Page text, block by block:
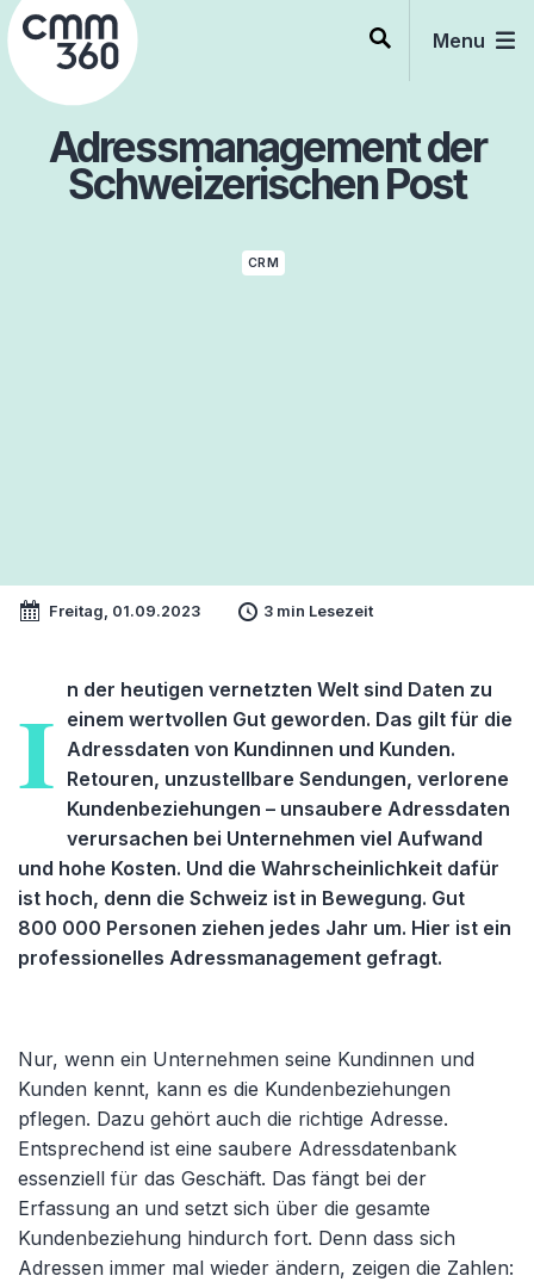
Skip
to
content
Menu
Adressmanagement der
Schweizerischen Post
CRM
Freitag, 01.09.2023 3 min Lesezeit
I n der heutigen vernetzten Welt sind Daten zu
einem wertvollen Gut geworden. Das gilt für die
Adressdaten von Kundinnen und Kunden.
Retouren, unzustellbare Sendungen, verlorene
Kundenbeziehungen – unsaubere Adressdaten
verursachen bei Unternehmen viel Aufwand
und hohe Kosten. Und die Wahrscheinlichkeit dafür
ist hoch, denn die Schweiz ist in Bewegung. Gut
800 000 Personen ziehen jedes Jahr um. Hier ist ein
professionelles Adressmanagement gefragt.
Nur, wenn ein Unternehmen seine Kundinnen und
Kunden kennt, kann es die Kundenbeziehungen
pflegen. Dazu gehört auch die richtige Adresse.
Entsprechend ist eine saubere Adressdatenbank
essenziell für das Geschäft. Das fängt bei der
Erfassung an und setzt sich über die gesamte
Kundenbeziehung hindurch fort. Denn dass sich
Adressen immer mal wieder ändern, zeigen die Zahlen: